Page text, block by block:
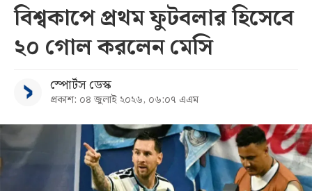
সর্বশেষ
বিভাগ
আর্কাইভ
বিশ্বকাপে প্রথম ফুটবলার হিসেবে
২০ গোল করলেন মেসি
স্পোর্টস ডেস্ক
প্রকাশ: ০৪ জুলাই ২০২৬, ০৬:০৭ এএম